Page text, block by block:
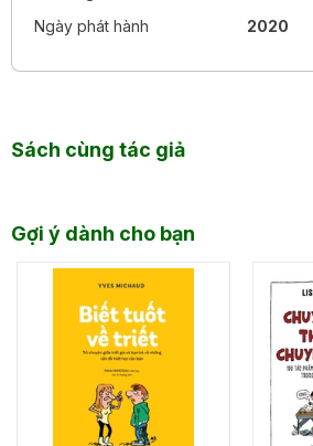
Ngày phát hành
2020
Sách cùng tác giả
Gợi ý dành cho bạn